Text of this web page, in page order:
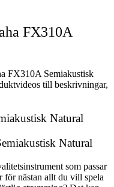
FX310A
FX310A Semiakustisk
till beskrivningar,
Natural
Natural
som passar
för nästan allt du vill spela